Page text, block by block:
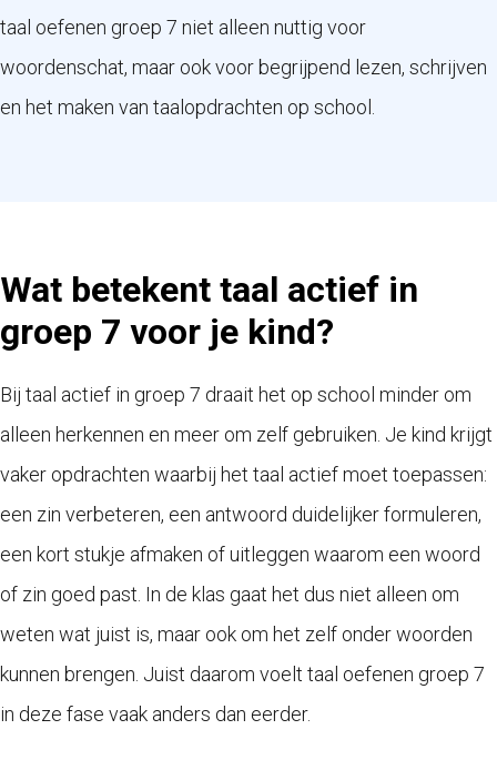
taal oefenen groep 7 niet alleen nuttig voor
woordenschat, maar ook voor begrijpend lezen, schrijven
en het maken van taalopdrachten op school.
Wat betekent taal actief in
groep 7 voor je kind?
Bij taal actief in groep 7 draait het op school minder om
alleen herkennen en meer om zelf gebruiken. Je kind krijgt
vaker opdrachten waarbij het taal actief moet toepassen:
een zin verbeteren, een antwoord duidelijker formuleren,
een kort stukje afmaken of uitleggen waarom een woord
of zin goed past. In de klas gaat het dus niet alleen om
weten wat juist is, maar ook om het zelf onder woorden
kunnen brengen. Juist daarom voelt taal oefenen groep 7
in deze fase vaak anders dan eerder.